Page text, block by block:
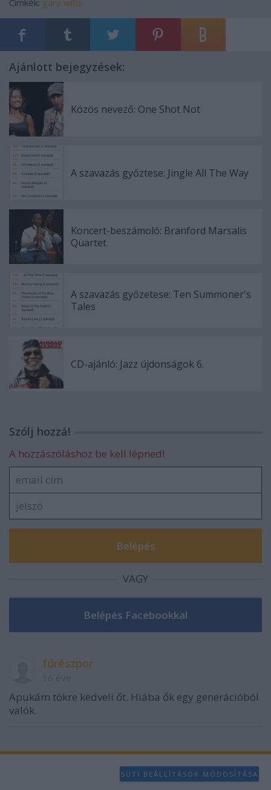
Címkék: gary willis
Ajánlott bejegyzések:
Közös nevező: One Shot Not
A szavazás győztese: Jingle All The Way
Koncert-beszámoló: Branford Marsalis
Quartet
A szavazás győzetese: Ten Summoner's
Tales
CD-ajánló: Jazz újdonságok 6.
Szólj hozzá!
A hozzászóláshoz be kell lépned!
VAGY
fűrészpor
Apukám tökre kedveli őt. Hiába ők egy generációból
valók.
SÜTI BEÁLLÍTÁSOK MÓDOSÍTÁSA